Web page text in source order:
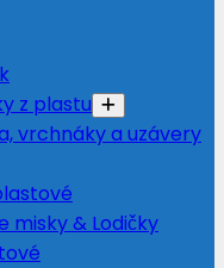
z plastu
vrchnáky a uzávery
misky & Lodičky